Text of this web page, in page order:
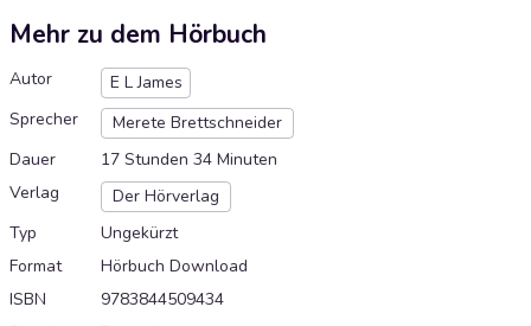
Mehr zu dem Hörbuch
Autor
E L James
Sprecher
Merete Brettschneider
Dauer
17 Stunden 34 Minuten
Verlag
Der Hörverlag
Typ
Ungekürzt
Format
Hörbuch Download
ISBN
9783844509434